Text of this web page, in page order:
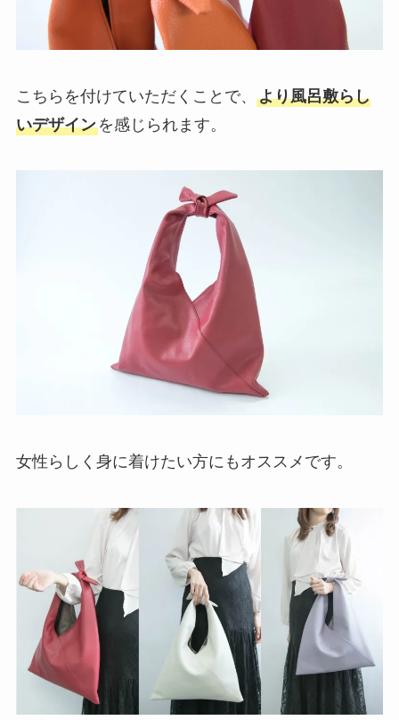
こちらを付けていただくことで、 より風呂敷らし
いデザインを感じられます。
女性らしく身に着けたい方にもオススメです。